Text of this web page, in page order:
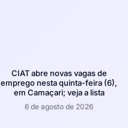
CIAT abre novas vagas de
emprego nesta quinta-feira (6),
em Camaçari; veja a lista
6 de agosto de 2026